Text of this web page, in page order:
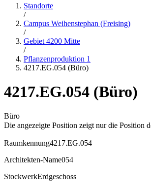
Standorte
/
Campus Weihenstephan (Freising)
/
Gebiet 4200 Mitte
/
Pflanzenproduktion 1
4217.EG.054 (Büro)
4217.EG.054 (Büro)
Büro
Die angezeigte Position zeigt nur die Position
Raumkennung4217.EG.054
Architekten-Name054
StockwerkErdgeschoss